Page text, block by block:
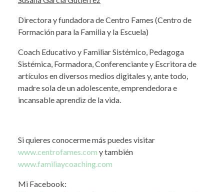
Directora y fundadora de Centro Fames (Centro de
Formación para la Familia y la Escuela)
Coach Educativo y Familiar Sistémico, Pedagoga
Sistémica, Formadora, Conferenciante y Escritora de
artículos en diversos medios digitales y, ante todo,
madre sola de un adolescente, emprendedora e
incansable aprendiz de la vida.
Si quieres conocerme más puedes visitar
www.centrofames.com y también
www.familiaycoaching.com
Mi Facebook: